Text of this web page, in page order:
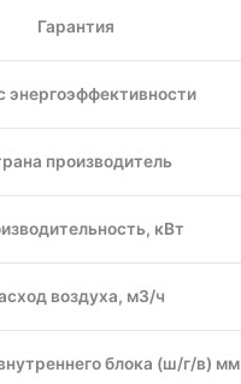
Гарантия
энергоэффективности
производитель
кВт
воздуха, м3/ч
блока (ш/г/в) мм